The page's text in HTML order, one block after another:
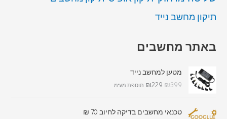
תיקון מחשב נייד
באתר מחשבים
מטען למחשב נייד
₪399
₪229 תוספת מע"מ
טכנאי מחשבים בדיקה לחיוב 70 ₪